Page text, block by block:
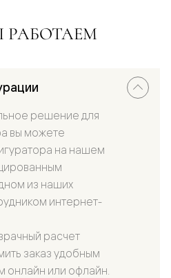
РАБОТАЕМ
решение для
вы можете
на нашем
из наших
интернет-
расчет
заказ удобным
онлайн или офлайн.